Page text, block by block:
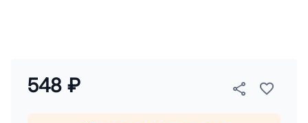
548 ₽